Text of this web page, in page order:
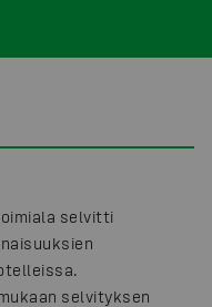
selvitti
selvityksen